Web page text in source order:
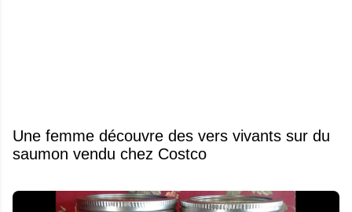
Une femme découvre des vers vivants sur du
saumon vendu chez Costco